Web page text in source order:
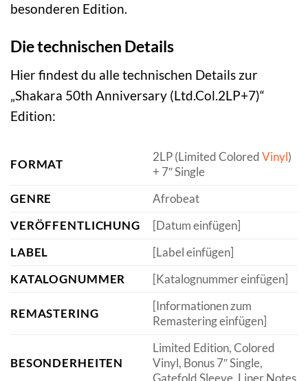
besonderen Edition.
Die technischen Details
Hier findest du alle technischen Details zur
„Shakara 50th Anniversary (Ltd.Col.2LP+7)“
Edition:
FORMAT
2LP (Limited ColoredVinyl)
+ 7″ Single
GENRE
Afrobeat
VERÖFFENTLICHUNG
[Datum einfügen]
LABEL
[Label einfügen]
KATALOGNUMMER
[Katalognummer einfügen]
REMASTERING
[Informationen zum
Remastering einfügen]
BESONDERHEITEN
Limited Edition, Colored
Vinyl, Bonus 7″ Single,
Gatefold Sleeve, Liner Notes